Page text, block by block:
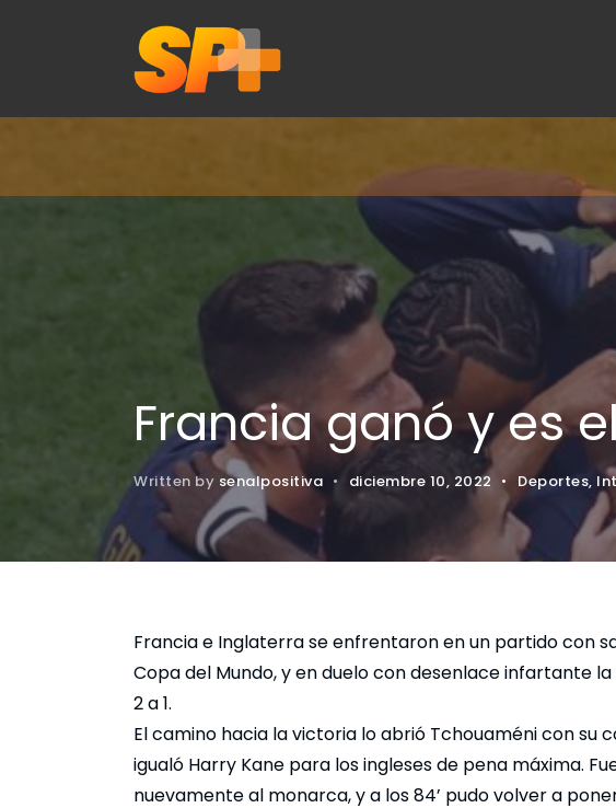
Francia ganó y es
Written by senalpositiva • diciembre 10, 2022 • Deportes,
Francia e Inglaterra se enfrentaron en un partido con
Copa del Mundo, y en duelo con desenlace infartante
2 a 1.
El camino hacia la victoria lo abrió Tchouaméni con su
igualó Harry Kane para los ingleses de pena máxima.
nuevamente al monarca, y a los 84’ pudo volver a